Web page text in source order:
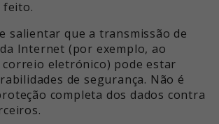
feito.
salientar que a transmissão de
Internet (por exemplo, ao
eletrónico) pode estar
de segurança. Não é
completa dos dados contra